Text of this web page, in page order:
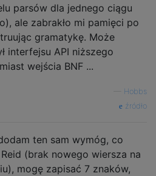
parsów dla jednego ciągu
ale zabrakło mi pamięci po
gramatykę. Może
interfejsu API niższego
wejścia BNF ...
Hobbs
źródło
ten sam wymóg, co
Reid (brak nowego wiersza na
mogę zapisać 7 znaków,